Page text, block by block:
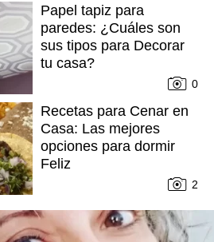
Papel tapiz para
paredes: ¿Cuáles son
sus tipos para Decorar
tu casa?
0
Recetas para Cenar en
Casa: Las mejores
opciones para dormir
Feliz
2